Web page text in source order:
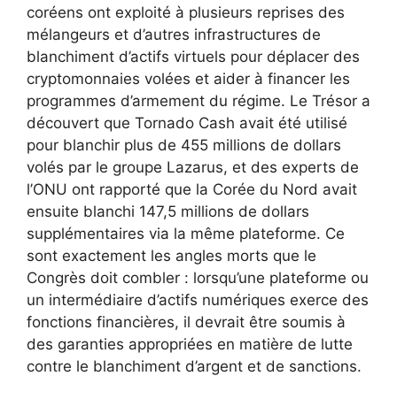
coréens ont exploité à plusieurs reprises des
mélangeurs et d’autres infrastructures de
blanchiment d’actifs virtuels pour déplacer des
cryptomonnaies volées et aider à financer les
programmes d’armement du régime. Le Trésor a
découvert que Tornado Cash avait été utilisé
pour blanchir plus de 455 millions de dollars
volés par le groupe Lazarus, et des experts de
l’ONU ont rapporté que la Corée du Nord avait
ensuite blanchi 147,5 millions de dollars
supplémentaires via la même plateforme. Ce
sont exactement les angles morts que le
Congrès doit combler : lorsqu’une plateforme ou
un intermédiaire d’actifs numériques exerce des
fonctions financières, il devrait être soumis à
des garanties appropriées en matière de lutte
contre le blanchiment d’argent et de sanctions.